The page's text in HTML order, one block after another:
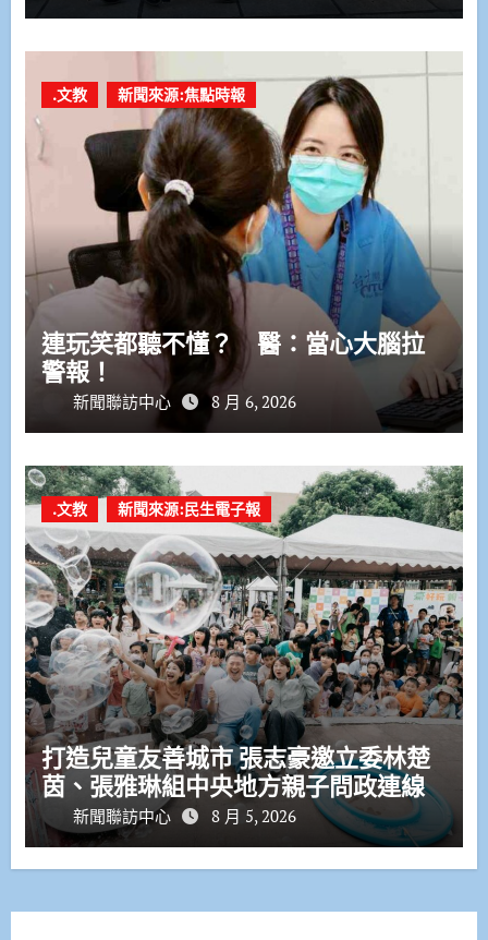
.文教 新聞來源:焦點時報
連玩笑都聽不懂？ 醫：當心大腦拉
警報！
新聞聯訪中心 8 月 6, 2026
.文教 新聞來源:民生電子報
打造兒童友善城市 張志豪邀立委林楚
茵、張雅琳組中央地方親子問政連線
新聞聯訪中心 8 月 5, 2026